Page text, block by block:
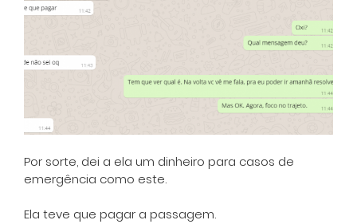
Por sorte, dei a ela um dinheiro para casos de
emergência como este.
Ela teve que pagar a passagem.